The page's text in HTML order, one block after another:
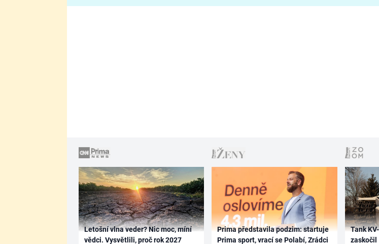
Letošní vlna veder? Nic moc, míní
vědci. Vysvětlili, proč rok 2027
Prima představila podzim: startuje
Prima sport, vrací se Polabí, Zrádci
Tank
zaskočil